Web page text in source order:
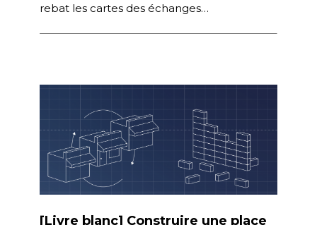
rebat les cartes des échanges
[Livre blanc] Construire une place